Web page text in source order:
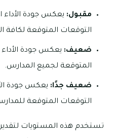
مقبول: يعكس جودة الأداء
التوقعات المتوقعة لكافة
ضعيف: يعكس جودة
المتوقعة لجميع المدارس.
ضعيف جدًا: يعكس جودة
التوقعات المتوقعة
تستخدم هذه المستويات لتقدير